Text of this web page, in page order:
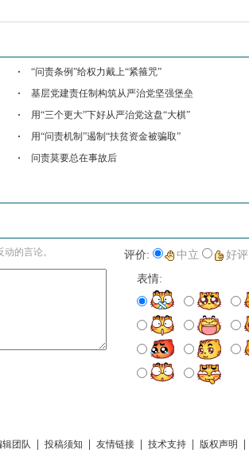
“问责条例”给权力戴上“紧箍咒”
基层党建责任制构筑从严治党坚强堡垒
用“三个更大”下好从严治党这盘“大棋”
用“问责机制”遏制“扶贫资金被骗取”
问责莫要总在事故后
的言论。 评价: 中立 好评
表情:
辑团队 投稿须知 友情链接 技术支持 版权声明